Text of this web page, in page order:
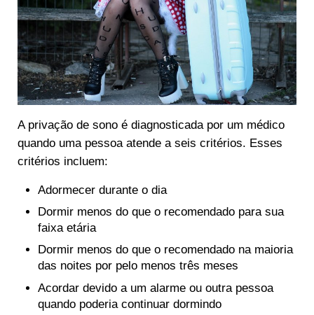
A privação de sono é diagnosticada por um médico
quando uma pessoa atende a seis critérios. Esses
critérios incluem:
Adormecer durante o dia
Dormir menos do que o recomendado para sua
faixa etária
Dormir menos do que o recomendado na maioria
das noites por pelo menos três meses
Acordar devido a um alarme ou outra pessoa
quando poderia continuar dormindo